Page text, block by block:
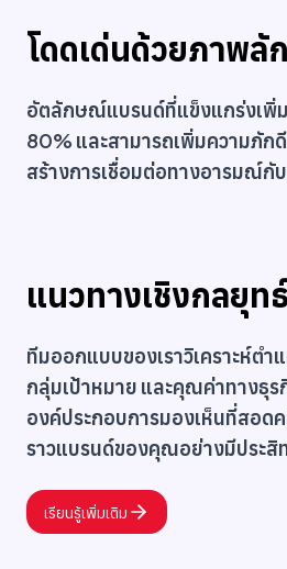
โดดเด่นด้วยภาพ
อัตลักษณ์แบรนด์ที่แข็งแกร่งเพิ่
80% และสามารถเพิ่มความภัก
สร้างการเชื่อมต่อทางอารมณ์
แนวทางเชิงกลยุทธ์
ทีมออกแบบของเราวิเคราะห์ตำ
กลุ่มเป้าหมาย และคุณค่าทางธุ
องค์ประกอบการมองเห็นที่สอด
ราวแบรนด์ของคุณอย่างมีประสิ
เรียนรู้เพิ่มเติม